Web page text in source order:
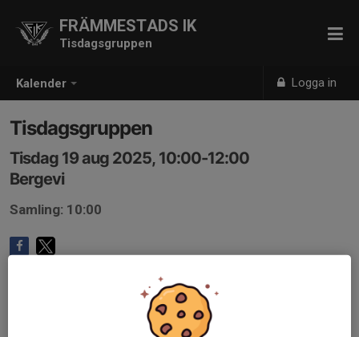
Kalender Logga in
FRÄMMESTADS IK
Tisdagsgruppen
Tisdagsgruppen
Tisdag 19 aug 2025, 10:00-12:00
Bergevi
Samling: 10:00